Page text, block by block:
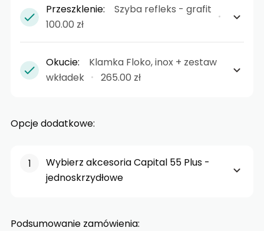
Przeszklenie:
Szyba refleks - grafit
100.00 zł
Okucie:
Klamka Floko, inox + zestaw
wkładek
265.00 zł
Opcje dodatkowe:
Wybierz akcesoria Capital 55 Plus -
jednoskrzydłowe
Podsumowanie zamówienia: